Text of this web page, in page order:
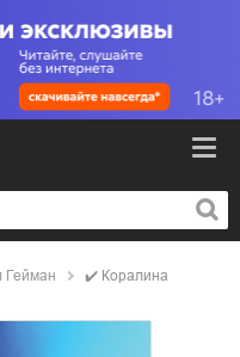
Гейман ✔️ Коралина